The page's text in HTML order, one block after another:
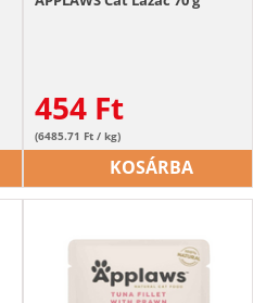
454 Ft
(6485.71 Ft / kg)
KOSÁRBA